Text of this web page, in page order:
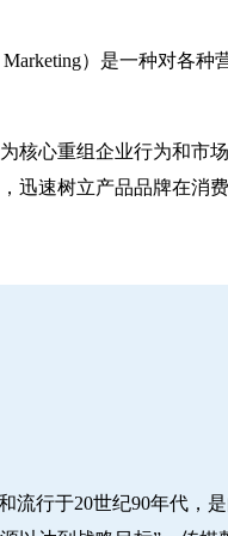
Marketing）是一种对各
核心重组企业行为和市
迅速树立产品品牌在消
流行于20世纪90年代，